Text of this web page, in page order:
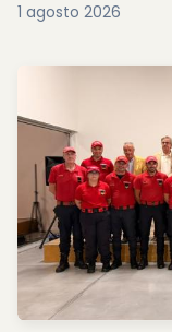
1 agosto 2026